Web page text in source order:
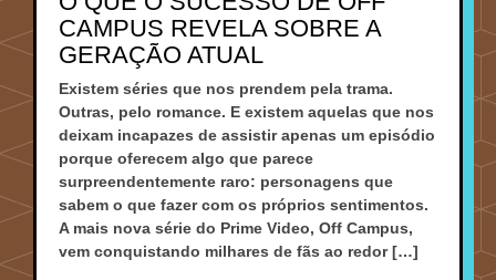
CAMPUS REVELA SOBRE A
GERAÇÃO ATUAL
Existem séries que nos prendem pela trama.
Outras, pelo romance. E existem aquelas que nos
deixam incapazes de assistir apenas um episódio
porque oferecem algo que parece
surpreendentemente raro: personagens que
sabem o que fazer com os próprios sentimentos.
A mais nova série do Prime Video, Off Campus,
vem conquistando milhares de fãs ao redor […]